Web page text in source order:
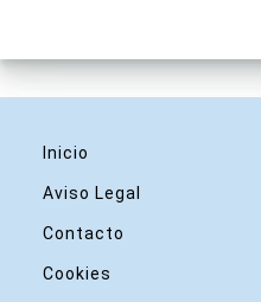
Inicio
Aviso Legal
Contacto
Cookies